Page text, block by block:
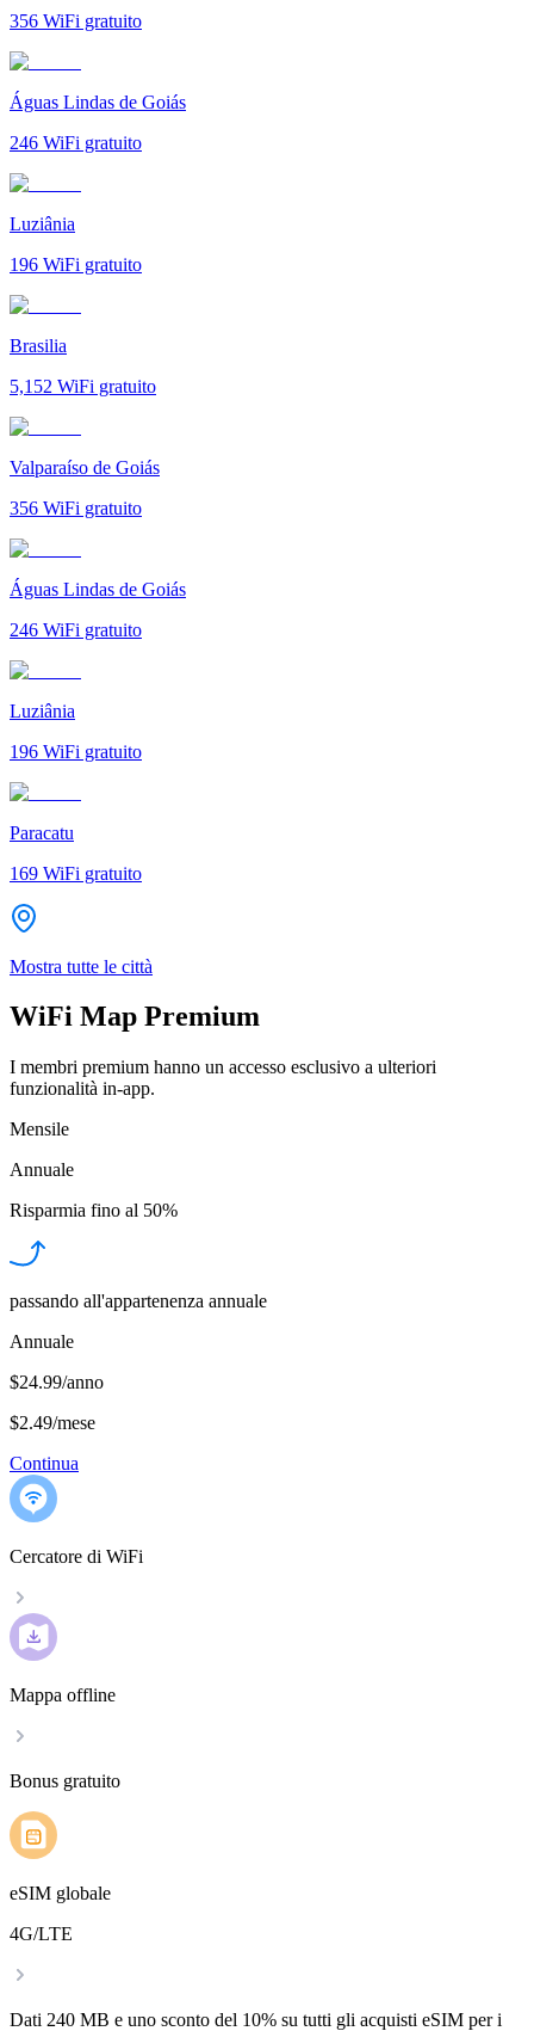
356 WiFi gratuito
Águas Lindas de Goiás
246 WiFi gratuito
Luziânia
196 WiFi gratuito
Brasilia
5,152 WiFi gratuito
Valparaíso de Goiás
356 WiFi gratuito
Águas Lindas de Goiás
246 WiFi gratuito
Luziânia
196 WiFi gratuito
Paracatu
169 WiFi gratuito
Mostra tutte le città
WiFi Map Premium
I membri premium hanno un accesso esclusivo a ulteriori
funzionalità in-app.
Mensile
Annuale
Risparmia fino al 50%
passando all'appartenenza annuale
Annuale
$24.99/anno
$2.49/mese
Continua
Cercatore di WiFi
Mappa offline
Bonus gratuito
eSIM globale
4G/LTE
Dati 240 MB e uno sconto del 10% su tutti gli acquisti eSIM per i